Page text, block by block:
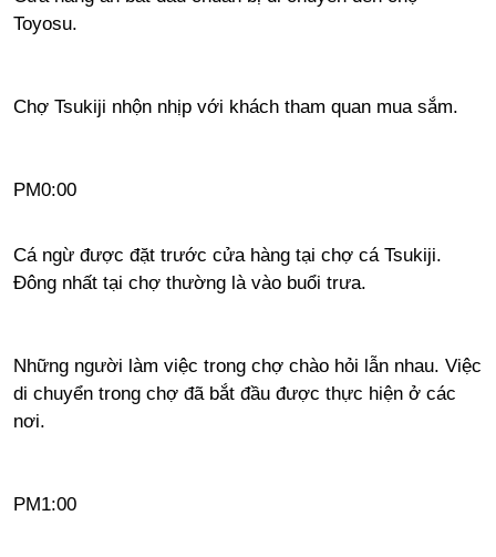
Toyosu.
Chợ Tsukiji nhộn nhịp với khách tham quan mua sắm.
PM0:00
Cá ngừ được đặt trước cửa hàng tại chợ cá Tsukiji.
Đông nhất tại chợ thường là vào buổi trưa.
Những người làm việc trong chợ chào hỏi lẫn nhau. Việc
di chuyển trong chợ đã bắt đầu được thực hiện ở các
nơi.
PM1:00